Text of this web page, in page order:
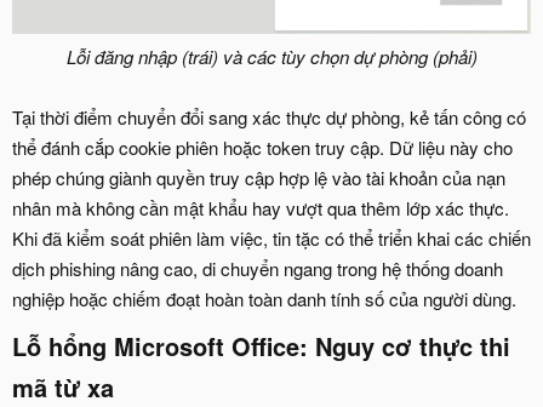
Lỗi đăng nhập (trái) và các tùy chọn dự phòng (phải)
Tại thời điểm chuyển đổi sang xác thực dự phòng, kẻ tấn công có
thể đánh cắp cookie phiên hoặc token truy cập. Dữ liệu này cho
phép chúng giành quyền truy cập hợp lệ vào tài khoản của nạn
nhân mà không cần mật khẩu hay vượt qua thêm lớp xác thực.
Khi đã kiểm soát phiên làm việc, tin tặc có thể triển khai các chiến
dịch phishing nâng cao, di chuyển ngang trong hệ thống doanh
nghiệp hoặc chiếm đoạt hoàn toàn danh tính số của người dùng.
Lỗ hổng Microsoft Office: Nguy cơ thực thi
mã từ xa